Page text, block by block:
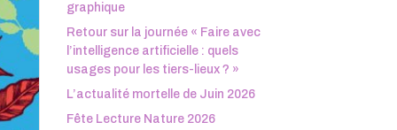
graphique
Retour sur la journée « Faire avec
l’intelligence artificielle : quels
usages pour les tiers-lieux ? »
L’actualité mortelle de Juin 2026
Fête Lecture Nature 2026